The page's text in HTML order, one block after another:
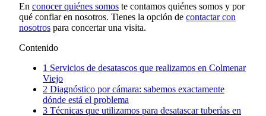
En conocer quiénes somos te contamos quiénes somos y por
qué confiar en nosotros. Tienes la opción de contactar con
nosotros para concertar una visita.
Contenido
1 Servicios de desatascos que realizamos en Colmenar
Viejo
2 Diagnóstico por cámara: sabemos exactamente
dónde está el problema
3 Técnicas que utilizamos para desatascar tuberías en